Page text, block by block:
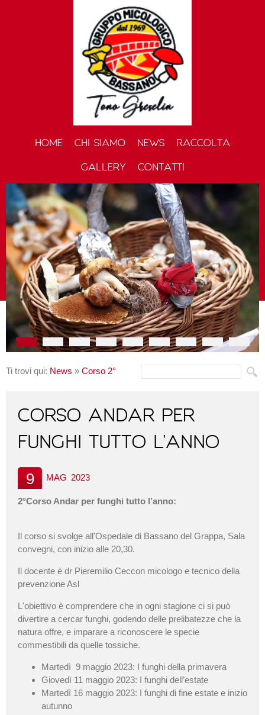
HOME CHI SIAMO NEWS
RACCOLTA
GALLERY
CONTATTI
Ti trovi qui: News » Corso 2°
CORSO ANDAR PER
FUNGHI TUTTO L’ANNO
9 MAG 2023
2°Corso Andar per funghi tutto l’anno:
Il corso si svolge all'Ospedale di Bassano del Grappa, Sala
convegni, con inizio alle 20,30.
Il docente è dr Pieremilio Ceccon micologo e tecnico della
prevenzione Asl
L'obiettivo è comprendere che in ogni stagione ci si può
divertire a cercar funghi, godendo delle prelibatezze che la
natura offre, e imparare a riconoscere le specie
commestibili da quelle tossiche.
Martedì 9 maggio 2023: I funghi della primavera
Giovedì 11 maggio 2023: I funghi dell’estate
Martedì 16 maggio 2023: I funghi di fine estate e inizio
autunno